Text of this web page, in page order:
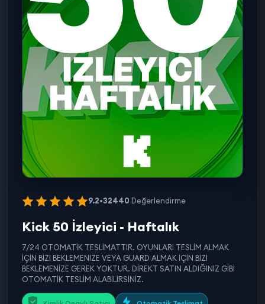
9.2•32440 Değerlendirme
Kick 50 İzleyici - Haftalık
7/24 OTOMATİK TESLİMATTIR. OYUNLARI TESLİM ALMAK
İÇİN BİZİ BEKLEMENİZE VEYA GUARD ALMAK İÇİN BİZİ
BEKLEMENİZE GEREK YOKTUR. DİREKT SATIN ALDIĞINIZ GİBİ
OTOMATİK TESLİM ALABİLİRSİNİZ.